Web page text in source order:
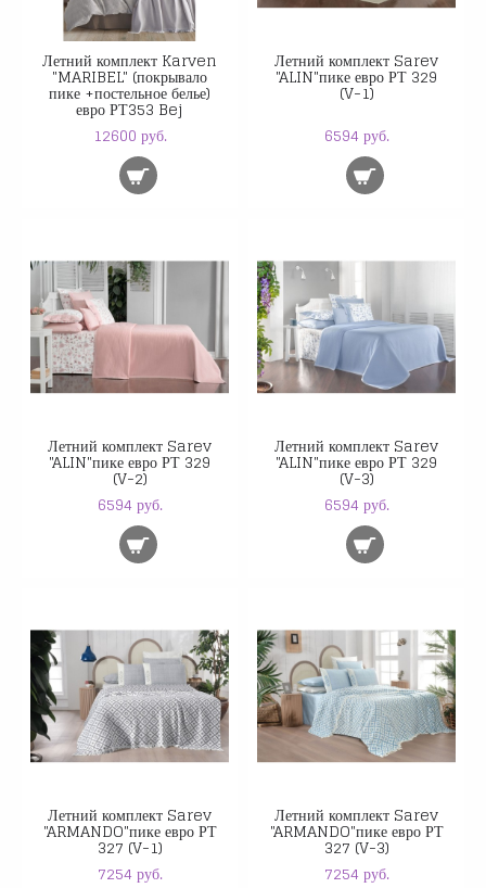
Летний комплект Karven
"MARIBEL" (покрывало
пике +постельное белье)
евро РТ353 Bej
12600 руб.
Летний комплект Sarev
"ALIN"пике евро РТ 329
(V-1)
6594 руб.
Летний комплект Sarev
"ALIN"пике евро РТ 329
(V-2)
6594 руб.
Летний комплект Sarev
"ALIN"пике евро РТ 329
(V-3)
6594 руб.
Летний комплект Sarev
"ARMANDO"пике евро РТ
327 (V-1)
7254 руб.
Летний комплект Sarev
"ARMANDO"пике евро РТ
327 (V-3)
7254 руб.